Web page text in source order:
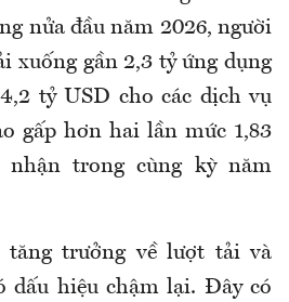
nửa đầu năm 2026, người
xuống gần 2,3 tỷ ứng dụng
tỷ USD cho các dịch vụ
gấp hơn hai lần mức 1,83
trong cùng kỳ năm
tăng trưởng về lượt tải và
dấu hiệu chậm lại. Đây có